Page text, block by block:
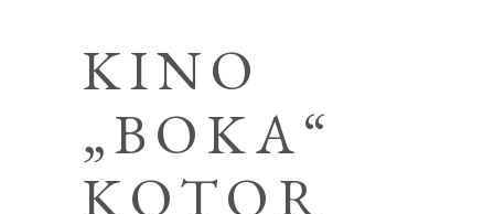
KINO
„BOKA“
KOTOR